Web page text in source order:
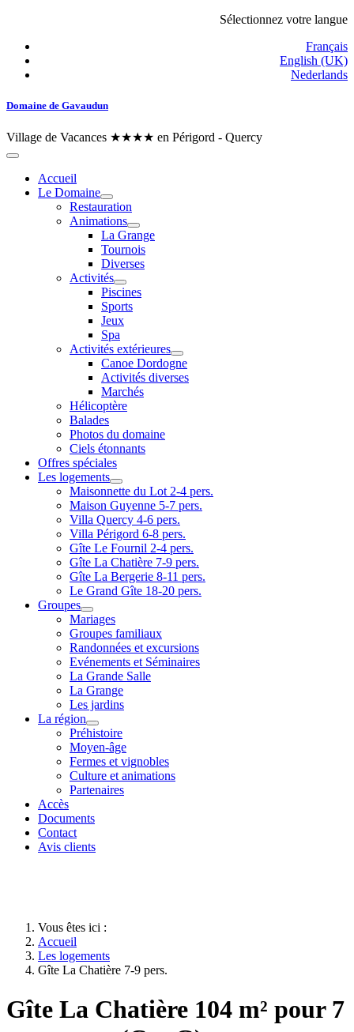
Sélectionnez votre langue
Français
English (UK)
Nederlands
Domaine de Gavaudun
Village de Vacances ★★★★ en Périgord - Quercy
Accueil
Le Domaine
Restauration
Animations
La Grange
Tournois
Diverses
Activités
Piscines
Sports
Jeux
Spa
Activités extérieures
Canoe Dordogne
Activités diverses
Marchés
Hélicoptère
Balades
Photos du domaine
Ciels étonnants
Offres spéciales
Les logements
Maisonnette du Lot 2-4 pers.
Maison Guyenne 5-7 pers.
Villa Quercy 4-6 pers.
Villa Périgord 6-8 pers.
Gîte Le Fournil 2-4 pers.
Gîte La Chatière 7-9 pers.
Gîte La Bergerie 8-11 pers.
Le Grand Gîte 18-20 pers.
Groupes
Mariages
Groupes familiaux
Randonnées et excursions
Evénements et Séminaires
La Grande Salle
La Grange
Les jardins
La région
Préhistoire
Moyen-âge
Fermes et vignobles
Culture et animations
Partenaires
Accès
Documents
Contact
Avis clients
Vous êtes ici :
Accueil
Les logements
Gîte La Chatière 7-9 pers.
Gîte La Chatière 104 m² pour 7